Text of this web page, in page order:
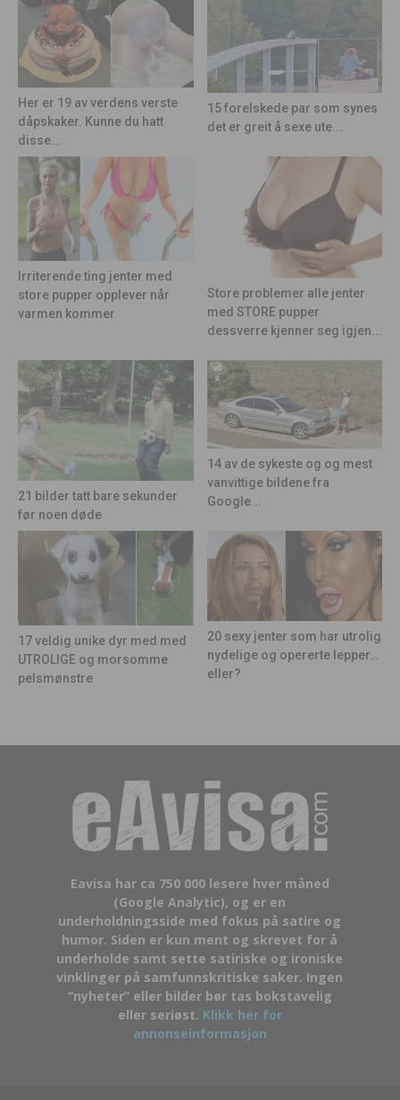
Her er 19 av verdens verste
dåpskaker. Kunne du hatt
disse...
15 forelskede par som synes
det er greit å sexe ute...
Irriterende ting jenter med
store pupper opplever når
varmen kommer
Store problemer alle jenter
med STORE pupper
dessverre kjenner seg igjen...
21 bilder tatt bare sekunder
før noen døde
14 av de sykeste og og mest
vanvittige bildene fra
Google...
17 veldig unike dyr med med
UTROLIGE og morsomme
pelsmønstre
20 sexy jenter som har utrolig
nydelige og opererte lepper…
eller?
Eavisa har ca 750 000 lesere hver måned
(Google Analytic), og er en
underholdningsside med fokus på satire og
humor. Siden er kun ment og skrevet for å
underholde samt sette satiriske og ironiske
vinklinger på samfunnskritiske saker. Ingen
“nyheter” eller bilder bør tas bokstavelig
eller seriøst. Klikk her for
annonseinformasjon